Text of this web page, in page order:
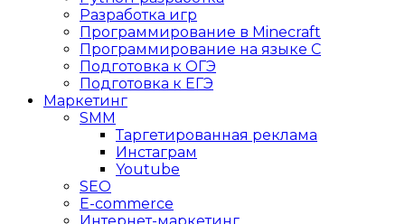
Разработка игр
Программирование в Minecraft
Программирование на языке C
Подготовка к ОГЭ
Подготовка к ЕГЭ
Маркетинг
SMM
Таргетированная реклама
Инстаграм
Youtube
SEO
E-сommerce